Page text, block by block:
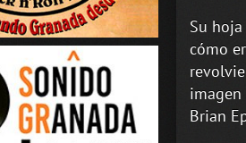
Su
cómo
Brian